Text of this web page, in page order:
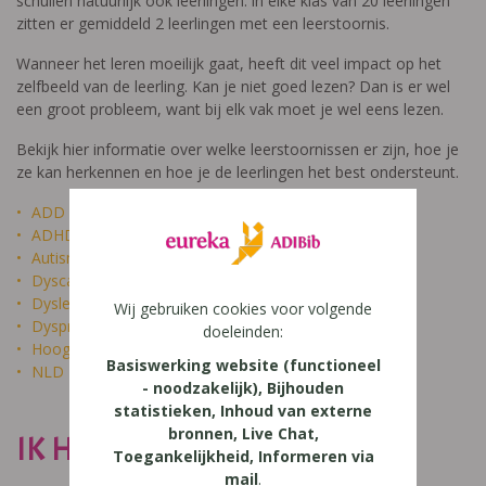
zitten er gemiddeld 2 leerlingen met een leerstoornis.
Wanneer het leren moeilijk gaat, heeft dit veel impact op het
zelfbeeld van de leerling. Kan je niet goed lezen? Dan is er wel
een groot probleem, want bij elk vak moet je wel eens lezen.
Bekijk hier informatie over welke leerstoornissen er zijn, hoe je
ze kan herkennen en hoe je de leerlingen het best ondersteunt.
ADD
ADHD
Autisme
Dyscalculie
Dyslexie
Dyspraxie
Hoogbegaafdheid
NLD
IK HEET NIET DOM
Wij gebruiken cookies voor volgende
doeleinden:
Basiswerking website (functioneel
- noodzakelijk), Bijhouden
statistieken, Inhoud van externe
bronnen, Live Chat,
Toegankelijkheid, Informeren via
mail.